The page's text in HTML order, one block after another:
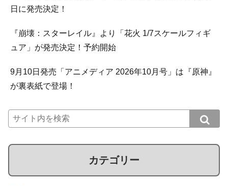
日に発売決定！
『崩壊：スターレイル』より「花火 1/7スケールフィギ
ュア」が発売決定！予約開始
9月10日発売「アニメディア 2026年10月号」は『原神』
が裏表紙で登場！
カテゴリー